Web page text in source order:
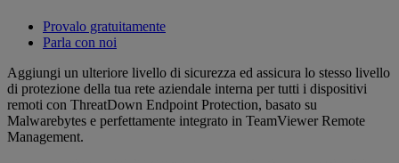
Provalo gratuitamente
Parla con noi
Aggiungi un ulteriore livello di sicurezza ed assicura lo stesso livello
di protezione della tua rete aziendale interna per tutti i dispositivi
remoti con ThreatDown Endpoint Protection, basato su
Malwarebytes e perfettamente integrato in TeamViewer Remote
Management.